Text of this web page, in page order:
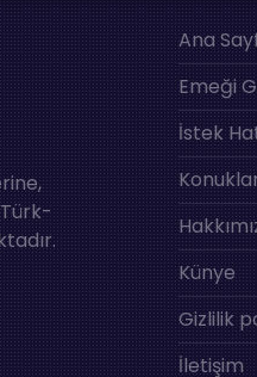
Ana
Emeği
İstek
Künye
Gizlilik
İletişim